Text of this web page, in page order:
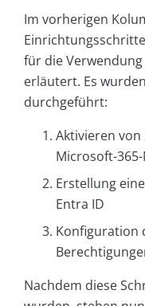
Im vorherigen
für die
erläutert. Es
durchgeführt:
Aktivieren
Microsoft-
Erstellung
Entra ID
Konfiguration
Nachdem diese